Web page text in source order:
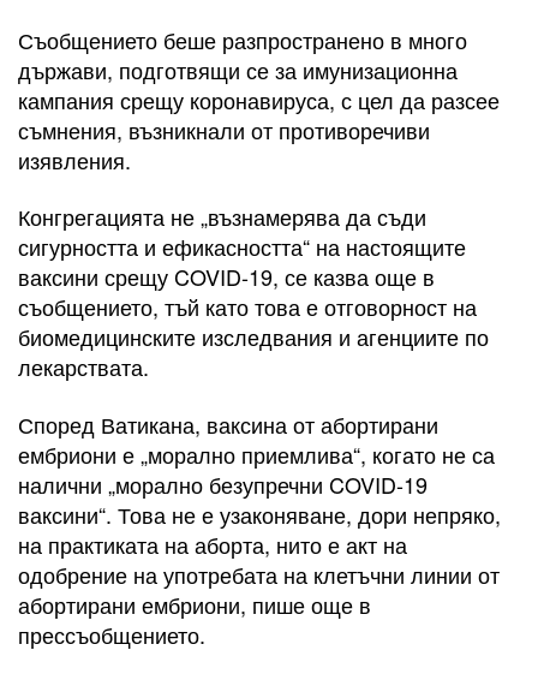
Съобщението беше разпространено в много
държави, подготвящи се за имунизационна
кампания срещу коронавируса, с цел да разсее
съмнения, възникнали от противоречиви
изявления.
Конгрегацията не „възнамерява да съди
сигурността и ефикасността“ на настоящите
ваксини срещу COVID-19, се казва още в
съобщението, тъй като това е отговорност на
биомедицинските изследвания и агенциите по
лекарствата.
Според Ватикана, ваксина от абортирани
ембриони е „морално приемлива“, когато не са
налични „морално безупречни COVID-19
ваксини“. Това не е узаконяване, дори непряко,
на практиката на аборта, нито е акт на
одобрение на употребата на клетъчни линии от
абортирани ембриони, пише още в
прессъобщението.